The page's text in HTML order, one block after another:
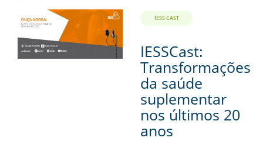
IESS CAST
IESSCast:
Transformações
da saúde
suplementar
nos últimos 20
anos